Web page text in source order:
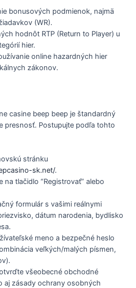
bonusových podmienok, najmä
(WR).
hodnôt RTP (Return to Player) u
hier.
online hazardných hier
zákonov.
casine beep beep je štandardný
presnosť. Postupujte podľa tohto
stránku
sk.net/.
na tlačidlo “Registrovať” alebo
formulár s vašimi reálnymi
dátum narodenia, bydlisko
meno a bezpečné heslo
veľkých/malých písmen,
všeobecné obchodné
aj zásady ochrany osobných